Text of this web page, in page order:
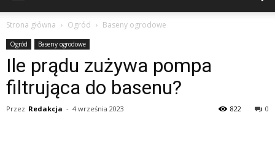
Strona główna Ogród Baseny ogrodowe
Ogród Baseny ogrodowe
Ile prądu zużywa pompa
filtrująca do basenu?
Przez Redakcja - 4 września 2023 0
822